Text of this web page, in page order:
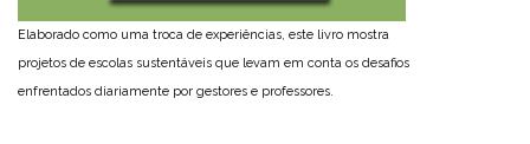
Elaborado como uma troca de experiências, este livro mostra
projetos de escolas sustentáveis que levam em conta os desafios
enfrentados diariamente por gestores e professores.